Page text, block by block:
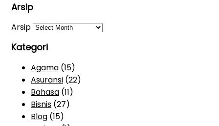
Arsip
Arsip
Kategori
Agama (15)
Asuransi (22)
Bahasa (11)
Bisnis (27)
Blog (15)